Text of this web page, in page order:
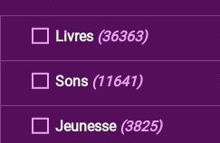
Livres (36363)
Sons (11641)
Jeunesse (3825)